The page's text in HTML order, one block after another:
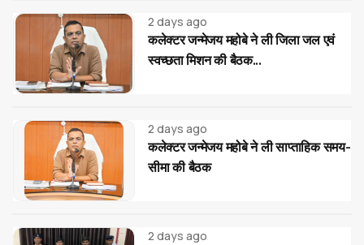
2 days ago
कलेक्टर जन्मेजय महोबे ने ली जिला जल एवं
स्वच्छता मिशन की बैठक...
2 days ago
कलेक्टर जन्मेजय महोबे ने ली साप्ताहिक समय-
सीमा की बैठक
2 days ago